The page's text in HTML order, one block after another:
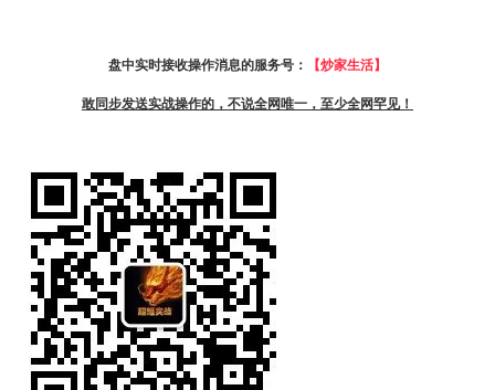
盘中实时接收操作消息的服务号： 【炒家生活】
敢同步发送实战操作的，不说全网唯一，至少全网罕见！